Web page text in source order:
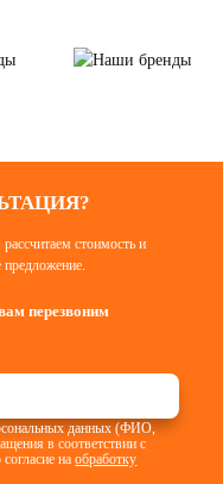
стоимость и
перезвоним
данных (ФИО,
в соответствии с
наобработку